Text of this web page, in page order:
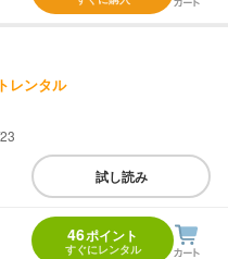
レンタル
試し読み
46ポイント
すぐにレンタル